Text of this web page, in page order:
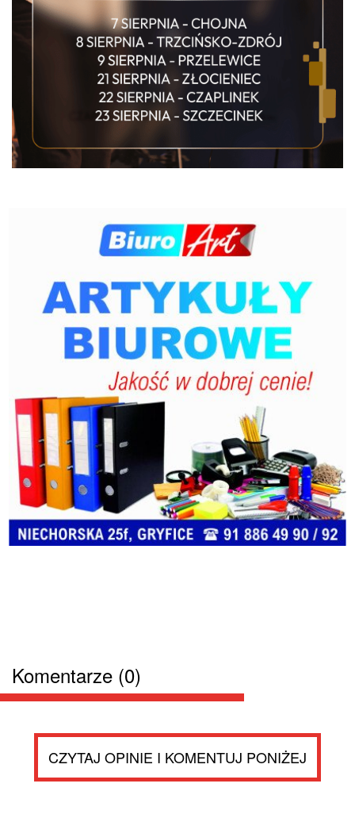
Komentarze (0)
CZYTAJ OPINIE I KOMENTUJ PONIŻEJ